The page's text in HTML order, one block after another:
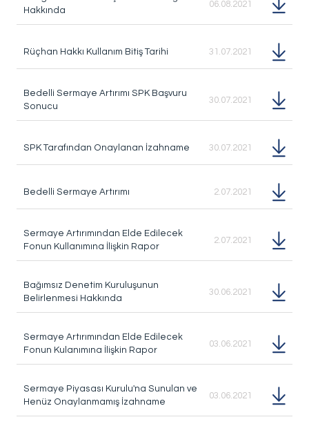
Hakkında
06.08.2021
Rüçhan Hakkı Kullanım Bitiş Tarihi 31.07.2021
Bedelli Sermaye Artırımı SPK Başvuru
Sonucu
30.07.2021
SPK Tarafından Onaylanan İzahname 30.07.2021
Bedelli Sermaye Artırımı 2.07.2021
Sermaye Artırımından Elde Edilecek
Fonun Kullanımına İlişkin Rapor
2.07.2021
Bağımsız Denetim Kuruluşunun
Belirlenmesi Hakkında
30.06.2021
Sermaye Artırımından Elde Edilecek
Fonun Kulanımına İlişkin Rapor
03.06.2021
Sermaye Piyasası Kurulu'na Sunulan ve
Henüz Onaylanmamış İzahname
03.06.2021